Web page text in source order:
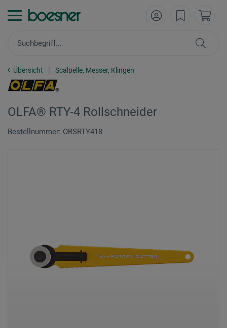
Übersicht Scalpelle, Messer, Klingen
OLFA® RTY-4 Rollschneider
Bestellnummer: ORSRTY418